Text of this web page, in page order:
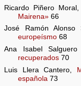
Ricardo Piñero Moral,
Mairena» 66
José Ramón Alonso
europeísmo 68
Ana Isabel
recuperados 70
Luis Llera Cantero,
española 73